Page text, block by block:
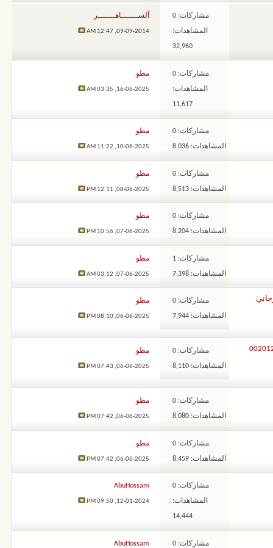
مشاركات: 0
المشاهدات:
32,960
آلســـــــاهـــــــر
09-09-2014,
12:47 AM
مشاركات: 0
المشاهدات:
11,617
مطو
16-06-2025,
03:35 AM
مشاركات: 0
المشاهدات: 8,036
مطو
10-06-2025,
11:22 AM
مشاركات: 0
المشاهدات: 8,513
مطو
08-06-2025,
12:11 PM
مشاركات: 0
المشاهدات: 8,204
مطو
07-06-2025,
10:56 PM
مشاركات: 1
المشاهدات: 7,398
مطو
07-06-2025,
03:12 AM
– 00201203443373 شيخ روحاني مشاركات: 0
المشاهدات: 7,944
مطو
06-06-2025,
08:10 PM
طلال نور – 00201203443373 مشاركات: 0
المشاهدات: 8,110
مطو
06-06-2025,
07:43 PM
مشاركات: 0
المشاهدات: 8,080
مطو
06-06-2025,
07:42 PM
مشاركات: 0
المشاهدات: 8,459
مطو
06-06-2025,
07:42 PM
مشاركات: 0
المشاهدات:
14,444
AbuHossam
12-01-2024,
09:50 PM
مشاركات: 0 AbuHossam